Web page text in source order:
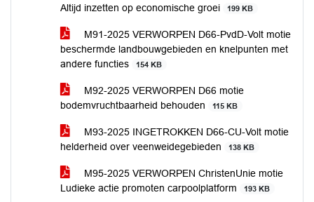
Altijd inzetten op economische groei
199 KB
M91-2025 VERWORPEN D66-PvdD-Volt motie
beschermde landbouwgebieden en knelpunten met
andere functies
154 KB
M92-2025 VERWORPEN D66 motie
bodemvruchtbaarheid behouden
115 KB
M93-2025 INGETROKKEN D66-CU-Volt motie
helderheid over veenweidegebieden
138 KB
M95-2025 VERWORPEN ChristenUnie motie
Ludieke actie promoten carpoolplatform
193 KB